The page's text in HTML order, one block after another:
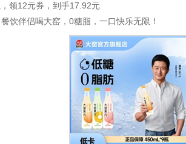
领12元券，到手17.92元
饮伴侣喝大窑，0糖脂，一口快乐无限！